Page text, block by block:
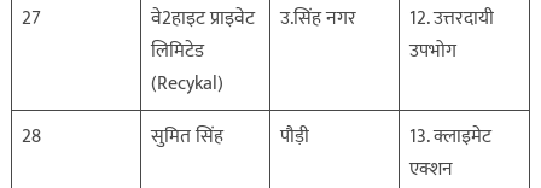
27
वे2हाइट प्राइवेट
लिमिटेड
(Recykal)
उ.सिंह नगर
12. उत्तरदायी
उपभोग
28 सुमित सिंह पौड़ी
13. क्लाइमेट
एक्शन